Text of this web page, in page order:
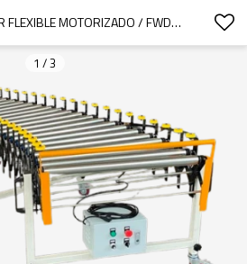
TRANSPORTADOR FLEXIBLE MOTORIZADO / FWDO-50-L800
1 /3